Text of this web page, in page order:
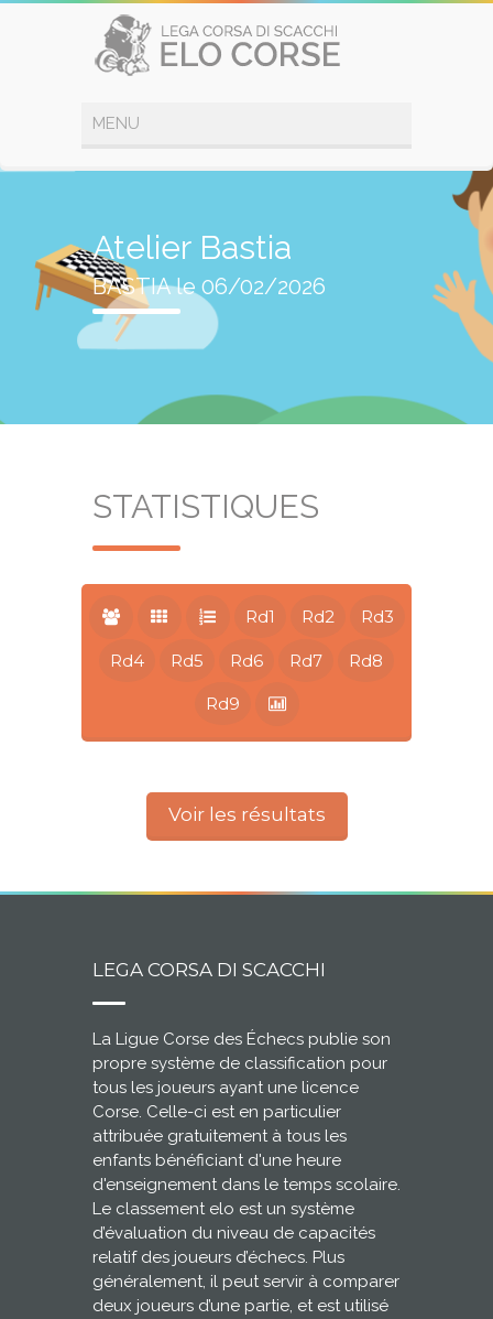
Atelier Bastia
BASTIA le 06/02/2026
STATISTIQUES
Rd1 Rd2 Rd3
Rd4 Rd5 Rd6 Rd7 Rd8
Rd9
Voir les résultats
LEGA CORSA DI SCACCHI
La Ligue Corse des Échecs publie son
propre système de classification pour
tous les joueurs ayant une licence
Corse. Celle-ci est en particulier
attribuée gratuitement à tous les
enfants bénéficiant d'une heure
d'enseignement dans le temps scolaire.
Le classement elo est un système
d’évaluation du niveau de capacités
relatif des joueurs d’échecs. Plus
généralement, il peut servir à comparer
deux joueurs d’une partie, et est utilisé